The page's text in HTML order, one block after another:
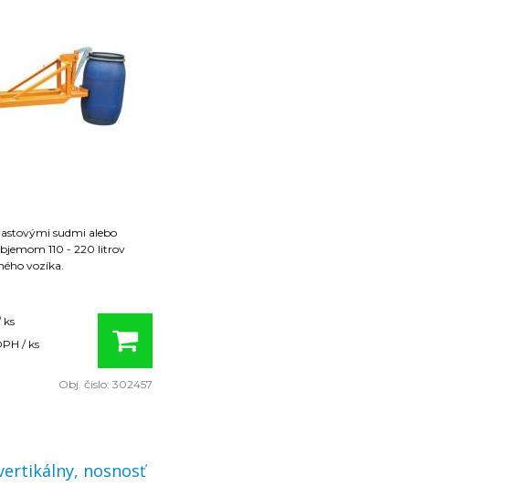
sudmi alebo
110 - 220 litrov
vozíka.
pre rôzne modely
výstelkou zabraňujúca
skĺznutiu z vozíka
ks
/ ks
Obj. čislo: 302457
nosnosť